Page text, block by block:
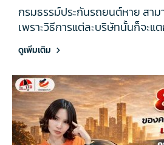
กรมธรรม์ประกันรถยนต์หาย สาม
เพราะวิธีการแต่ละบริษัทนั้นก็จะแ
ดูเพิ่มเติม